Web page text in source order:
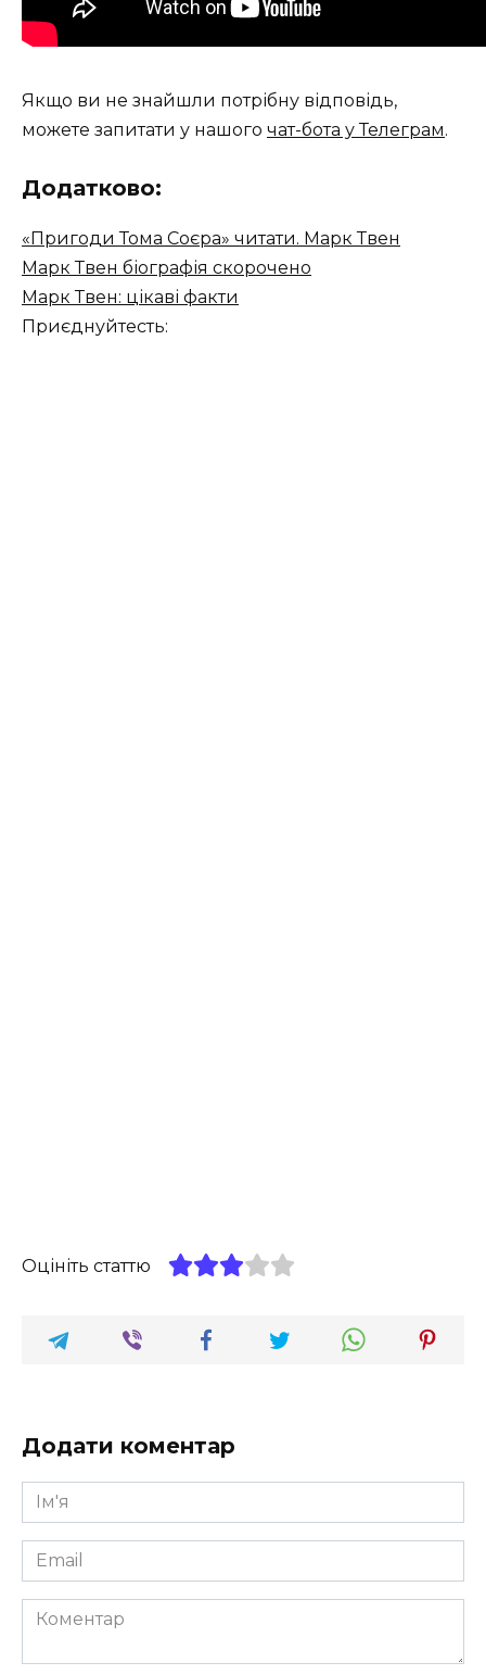
Якщо ви не знайшли потрібну відповідь,
можете запитати у нашого чат-бота у Телеграм.
Додатково:
«Пригоди Тома Соєра» читати. Марк Твен
Марк Твен біографія скорочено
Марк Твен: цікаві факти
Приєднуйтесть:
Оцініть статтю
Додати коментар
Ім'я
*
Email
*
Коментар